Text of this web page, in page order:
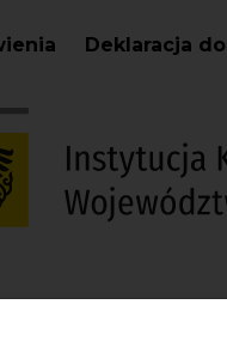
Deklaracja